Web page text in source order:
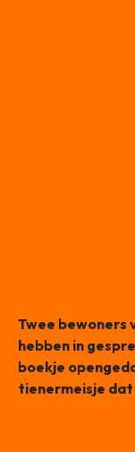
Twee bewoners
hebben in
boekje
tienermeisje dat